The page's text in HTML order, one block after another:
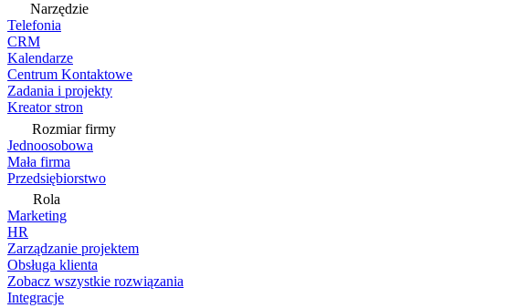
Narzędzie
Telefonia
CRM
Kalendarze
Centrum Kontaktowe
Zadania i projekty
Kreator stron
Rozmiar firmy
Jednoosobowa
Mała firma
Przedsiębiorstwo
Rola
Marketing
HR
Zarządzanie projektem
Obsługa klienta
Zobacz wszystkie rozwiązania
Integracje